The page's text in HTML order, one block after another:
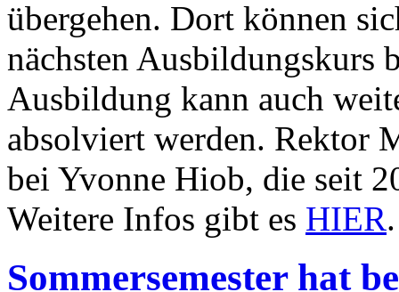
übergehen. Dort können
nächsten Ausbildungskurs
Ausbildung kann auch
absolviert werden. Rektor
bei Yvonne Hiob, die seit
Weitere Infos gibt es HIER.
Sommersemester hat